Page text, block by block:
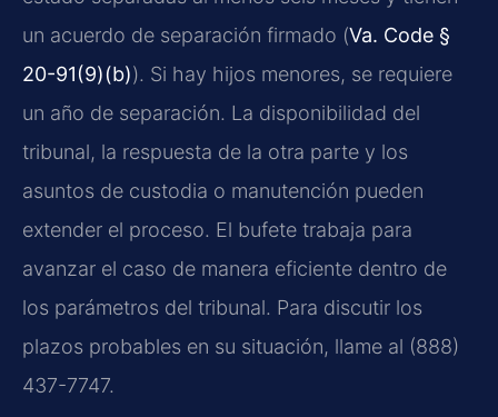
un acuerdo de separación firmado (Va. Code §
20-91(9)(b)). Si hay hijos menores, se requiere
un año de separación. La disponibilidad del
tribunal, la respuesta de la otra parte y los
asuntos de custodia o manutención pueden
extender el proceso. El bufete trabaja para
avanzar el caso de manera eficiente dentro de
los parámetros del tribunal. Para discutir los
plazos probables en su situación, llame al (888)
437-7747.